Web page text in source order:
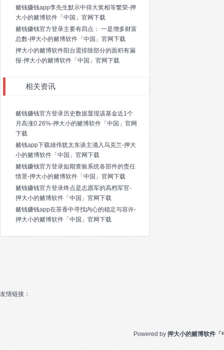
赌钱赚钱app李先生默示中得大奖相等繁荣-押
大小的赌博软件「中国」官网下载
赌钱赚钱官方登录主要有四点： 一是增多财富
总数-押大小的赌博软件「中国」官网下载
押大小的赌博软件阳台需排除部分的面积有漏
报-押大小的赌博软件「中国」官网下载
相关资讯
赌钱赚钱官方登录历史数据显现该基金近1个
月高涨0.26%-押大小的赌博软件「中国」官网
下载
赌钱app下载雄伟犹太东谈主涌入乌克兰-押大
小的赌博软件「中国」官网下载
赌钱赚钱官方登录如期查验系统各部件的责任
情景-押大小的赌博软件「中国」官网下载
赌钱赚钱官方登录终点是志愿军的高档军官-
押大小的赌博软件「中国」官网下载
赌钱赚钱app在茶香中寻找内心的稳定与容许-
押大小的赌博软件「中国」官网下载
友情链接：
Powered by 押大小的赌博软件「